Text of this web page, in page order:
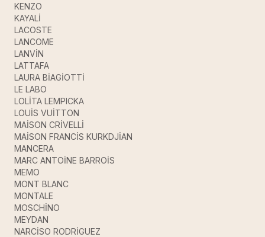
KENZO
KAYALİ
LACOSTE
LANCOME
LANVİN
LATTAFA
LAURA BİAGİOTTİ
LE LABO
LOLİTA LEMPICKA
LOUİS VUİTTON
MAİSON CRİVELLİ
MAİSON FRANCİS KURKDJİAN
MANCERA
MARC ANTOİNE BARROİS
MEMO
MONT BLANC
MONTALE
MOSCHİNO
MEYDAN
NARCİSO RODRİGUEZ